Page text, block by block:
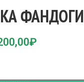
ФАНДОГИ
₽